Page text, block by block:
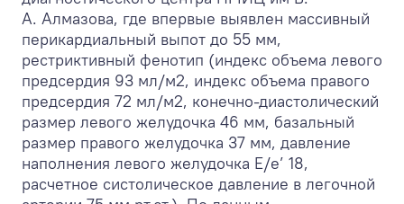
А. Алмазова, где впервые выявлен массивный
перикардиальный выпот до 55 мм,
рестриктивный фенотип (индекс объема левого
предсердия 93 мл/м2, индекс объема правого
предсердия 72 мл/м2, конечно-диастолический
размер левого желудочка 46 мм, базальный
размер правого желудочка 37 мм, давление
наполнения левого желудочка E/e’ 18,
расчетное систолическое давление в легочной